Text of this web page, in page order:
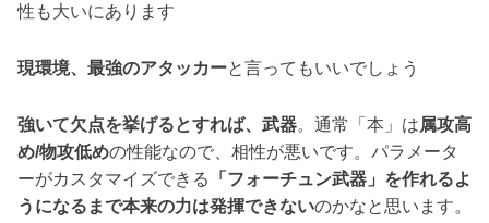
性も大いにあります
現環境、最強のアタッカーと言ってもいいでしょう
強いて欠点を挙げるとすれば、武器。通常「本」は属攻高
め/物攻低めの性能なので、相性が悪いです。パラメータ
ーがカスタマイズできる
「フォーチュン武器」を作れるよ
うになるまで本来の力は発揮できないのかなと思います。